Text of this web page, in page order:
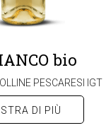
bio
PESCARESI IGT
DI PIÙ